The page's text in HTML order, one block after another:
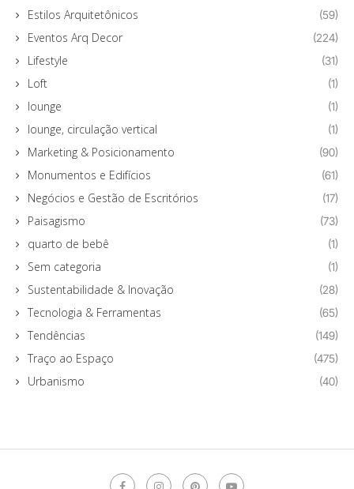
Estilos Arquitetônicos (59)
Eventos Arq Decor (224)
Lifestyle (31)
Loft (1)
lounge (1)
lounge, circulação vertical (1)
Marketing & Posicionamento (90)
Monumentos e Edifícios (61)
Negócios e Gestão de Escritórios (17)
Paisagismo (73)
quarto de bebê (1)
Sem categoria (1)
Sustentabilidade & Inovação (28)
Tecnologia & Ferramentas (65)
Tendências (149)
Traço ao Espaço (475)
Urbanismo (40)